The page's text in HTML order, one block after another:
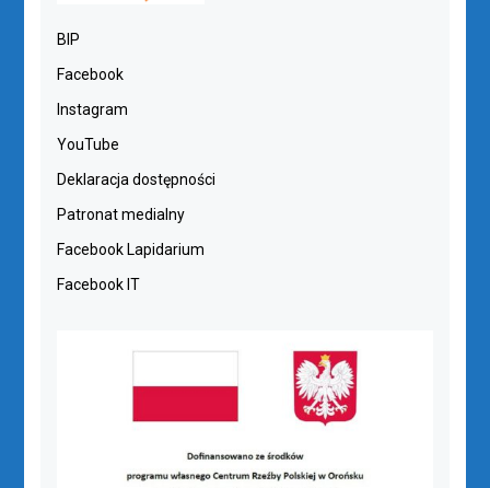
BIP
Facebook
Instagram
YouTube
Deklaracja dostępności
Patronat medialny
Facebook Lapidarium
Facebook IT